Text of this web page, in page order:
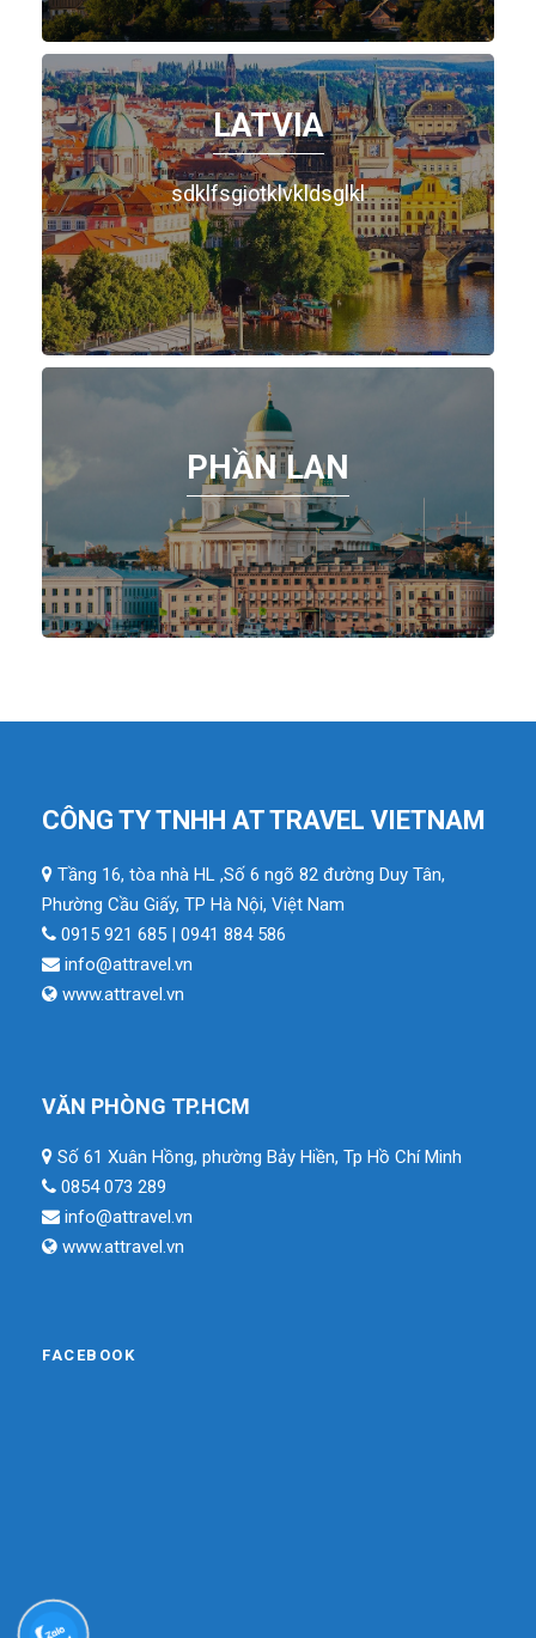
LATVIA
sdklfsgiotklvkldsglkl
PHẦN LAN
CÔNG TY TNHH AT TRAVEL VIETNAM
Tầng 16, tòa nhà HL ,Số 6 ngõ 82 đường Duy Tân,
Phường Cầu Giấy, TP Hà Nội, Việt Nam
0915 921 685 | 0941 884 586
info@attravel.vn
www.attravel.vn
VĂN PHÒNG TP.HCM
Số 61 Xuân Hồng, phường Bảy Hiền, Tp Hồ Chí Minh
0854 073 289
info@attravel.vn
www.attravel.vn
FACEBOOK